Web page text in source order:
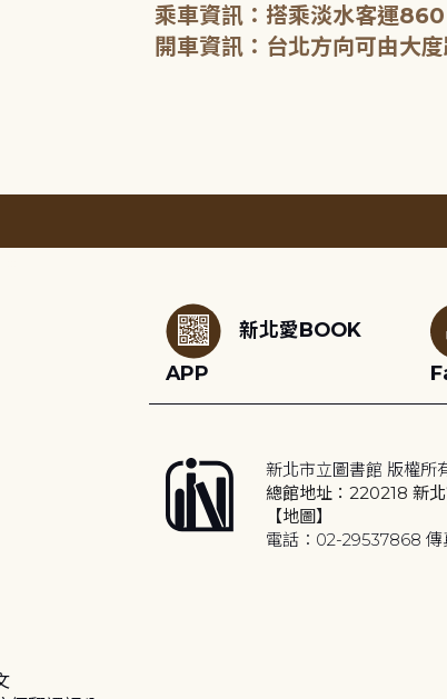
乘車資訊：搭乘淡水客運
開車資訊：台北方向可由大
新北愛BOOK
APP
新北市立圖書館 版權所
總館地址：220218 新
【地圖】
電話：02-29537868